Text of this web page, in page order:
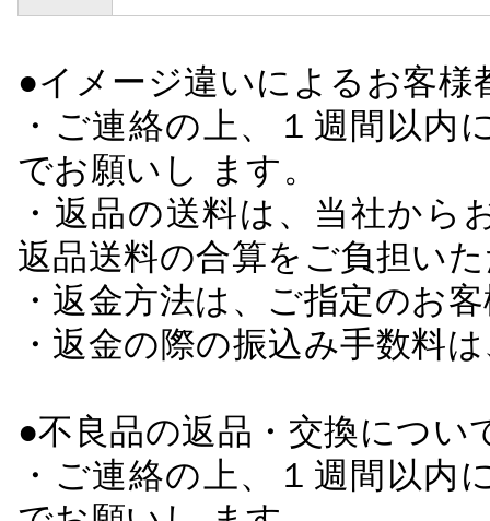
●イメージ違いによるお客
・ご連絡の上、１週間以
でお願いし ます。
・返品の送料は、当社か
返品送料の合算をご負担い
・返金方法は、ご指定のお
・返金の際の振込み手数料
●不良品の返品・交換につい
・ご連絡の上、１週間以